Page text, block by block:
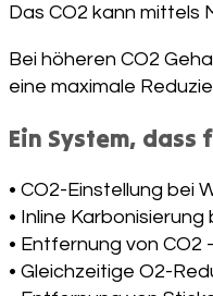
Das CO2 kann mittels
Bei höheren CO2
eine maximale
Ein System,
• CO2-Einstellung bei
• Inline Karbonisierung
• Entfernung von CO2
• Gleichzeitige O2-